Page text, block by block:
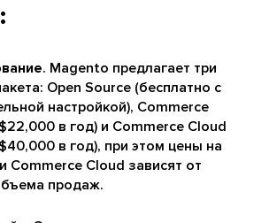
. Magento предлагает три
Open Source (бесплатно с
настройкой), Commerce
в год) и Commerce Cloud
в год), при этом цены на
Commerce Cloud зависят от
продаж​.